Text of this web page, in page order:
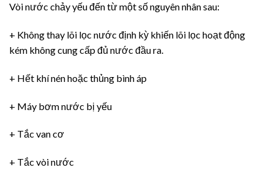
Vòi nước chảy yếu đến từ một số nguyên nhân sau:
+ Không thay lõi lọc nước định kỳ khiến lõi lọc hoạt động
kém không cung cấp đủ nước đầu ra.
+ Hết khí nén hoặc thủng bình áp
+ Máy bơm nước bị yếu
+ Tắc van cơ
+ Tắc vòi nước